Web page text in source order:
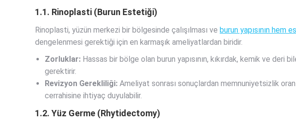
1.1. Rinoplasti (Burun Estetiği)
Rinoplasti, yüzün merkezi bir bölgesinde çalışılması ve burun yapısının hem
dengelenmesi gerektiği için en karmaşık ameliyatlardan biridir.
Zorluklar: Hassas bir bölge olan burun yapısının, kıkırdak, kemik ve deri
gerektirir.
Revizyon Gerekliliği: Ameliyat sonrası sonuçlardan memnuniyetsizlik
cerrahisine ihtiyaç duyulabilir.
1.2. Yüz Germe (Rhytidectomy)